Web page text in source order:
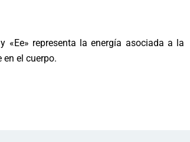
«Ee» representa la energía asociada a la
el cuerpo.